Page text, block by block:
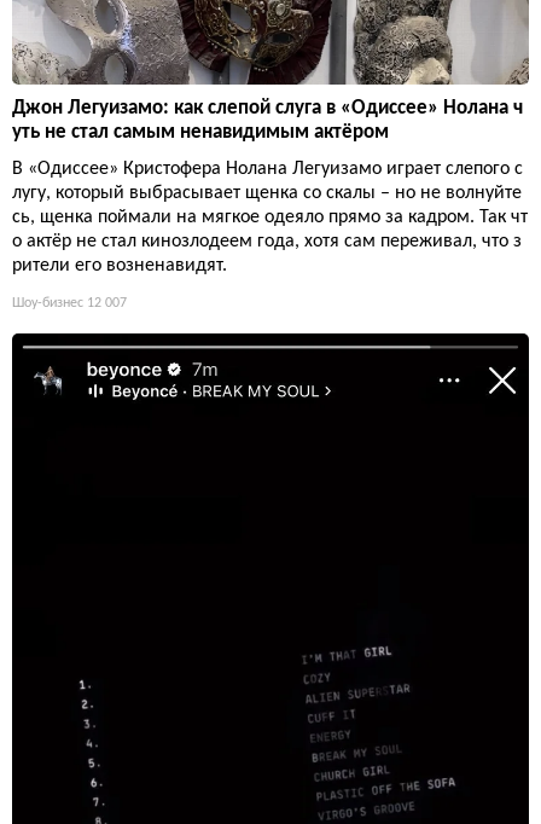
Джон Легуизамо: как слепой слуга в «Одиссее» Нолана ч
уть не стал самым ненавидимым актёром
В «Одиссее» Кристофера Нолана Легуизамо играет слепого с
лугу, который выбрасывает щенка со скалы – но не волнуйте
сь, щенка поймали на мягкое одеяло прямо за кадром. Так чт
о актёр не стал кинозлодеем года, хотя сам переживал, что з
рители его возненавидят.
Шоу-бизнес 12 007